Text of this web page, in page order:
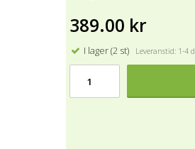
389.00 kr
I lager (2 st) Leveranstid: 1-4